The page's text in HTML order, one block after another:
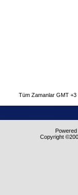
Tüm Zamanlar GMT
Copyright